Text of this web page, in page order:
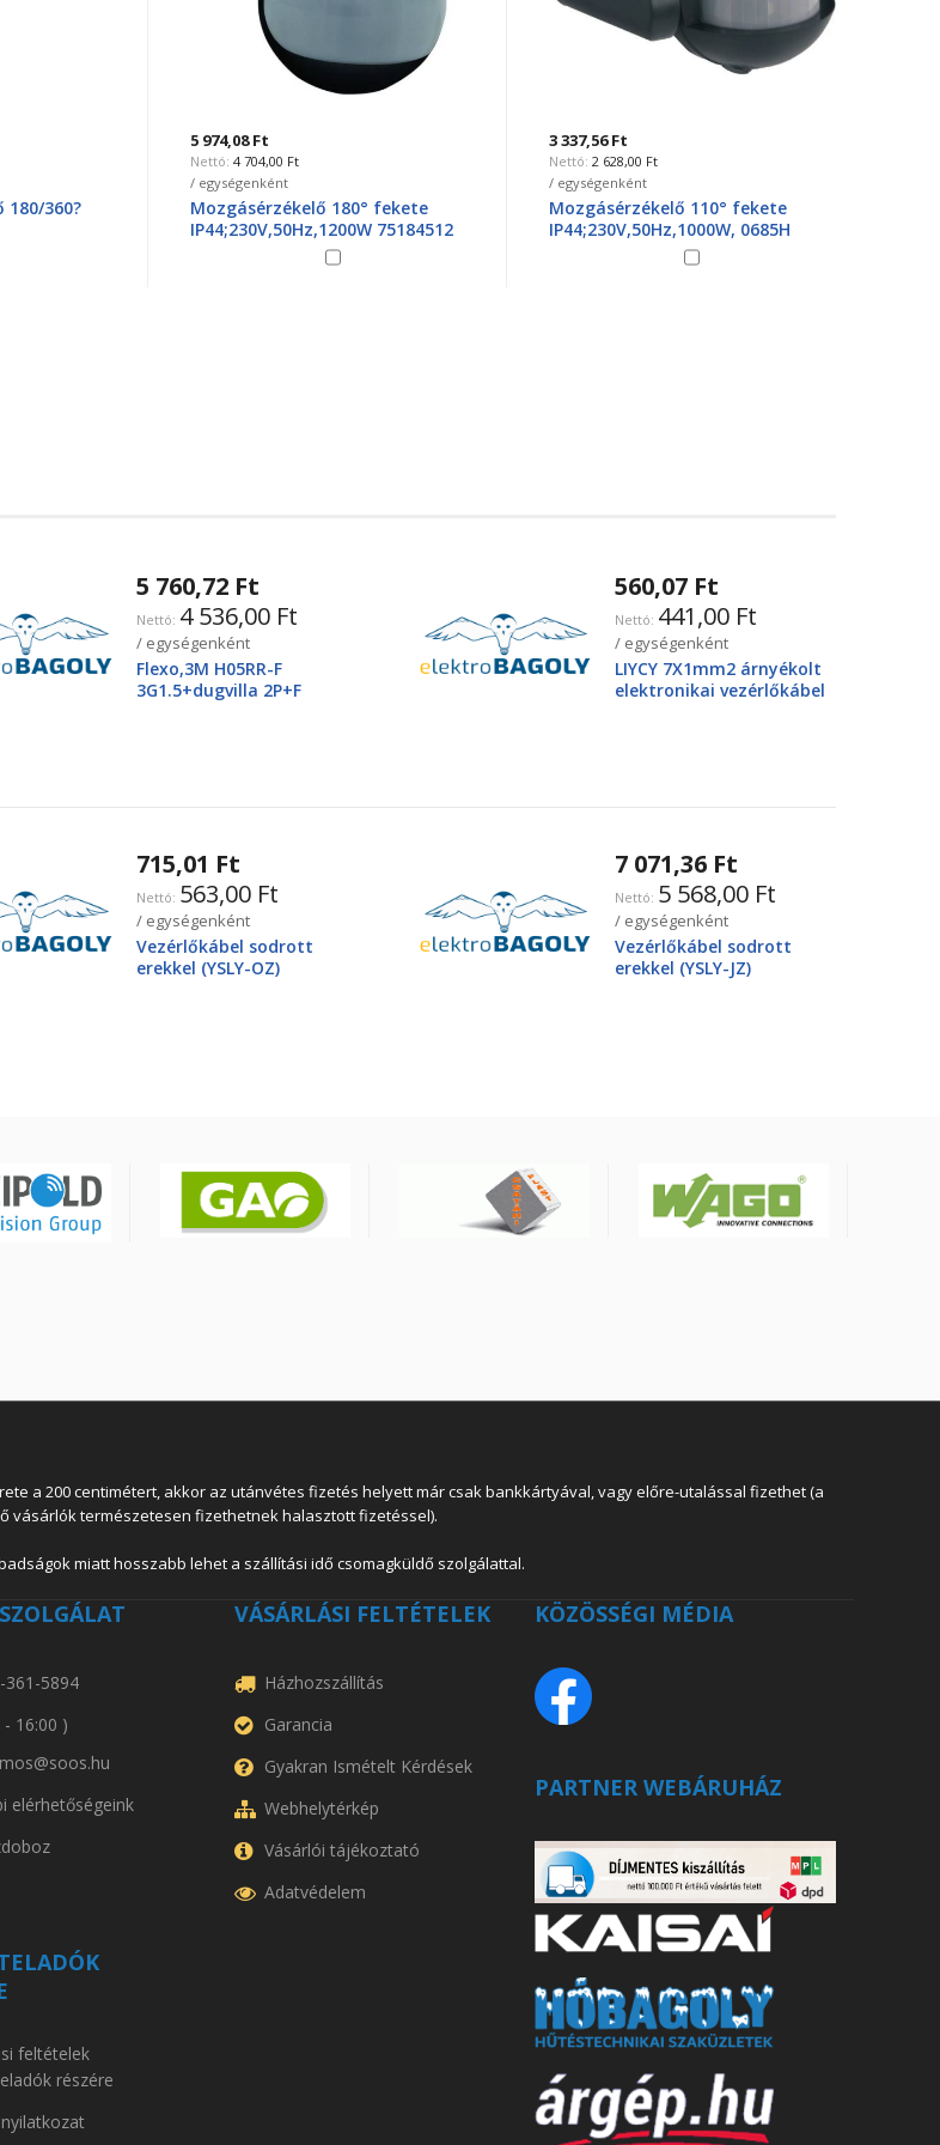
360?
5 974,08 Ft
4 704,00 Ft
/ egységenként
Mozgásérzékelő 180° fekete
IP44;230V,50Hz,1200W 75184512
3 337,56 Ft
2 628,00 Ft
/ egységenként
Mozgásérzékelő 110° fekete
IP44;230V,50Hz,1000W, 0685H
5 760,72 Ft
4 536,00 Ft
/ egységenként
Flexo,3M H05RR-F
3G1.5+dugvilla 2P+F
560,07 Ft
441,00 Ft
/ egységenként
LIYCY 7X1mm2 árnyékolt
elektronikai vezérlőkábel
715,01 Ft
563,00 Ft
/ egységenként
Vezérlőkábel sodrott
erekkel (YSLY-OZ)
7 071,36 Ft
5 568,00 Ft
/ egységenként
Vezérlőkábel sodrott
erekkel (YSLY-JZ)
a 200 centimétert, akkor az utánvétes fizetés helyett már csak bankkártyával, vagy előre-utalással fizethet (a
vásárlók természetesen fizethetnek halasztott fizetéssel).
miatt hosszabb lehet a szállítási idő csomagküldő szolgálattal.
361-5894
16:00 )
elérhetőségeink
feltételek
részére
nyilatkozat
VÁSÁRLÁSI FELTÉTELEK
Házhozszállítás
Garancia
Gyakran Ismételt Kérdések
Webhelytérkép
Vásárlói tájékoztató
Adatvédelem
KÖZÖSSÉGI MÉDIA
PARTNER WEBÁRUHÁZ